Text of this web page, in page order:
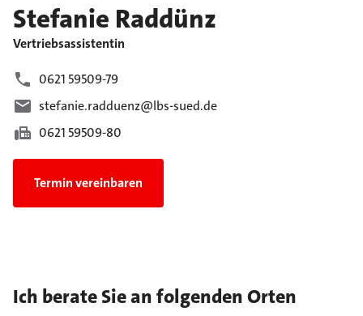
Stefanie Raddünz
Vertriebsassistentin
0621 59509-79
stefanie.radduenz@lbs-sued.de
0621 59509-80
Termin vereinbaren
Ich berate Sie an folgenden Orten